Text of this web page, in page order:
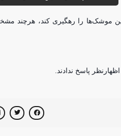
این موشک‌ها را رهگیری کند، هرچند
پاسخ ندادند.